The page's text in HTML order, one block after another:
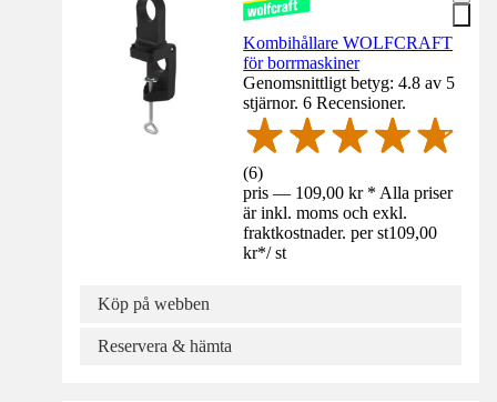
Kombihållare WOLFCRAFT
för borrmaskiner
Genomsnittligt betyg: 4.8 av 5
stjärnor. 6 Recensioner.
(6)
pris — 109,00 kr * Alla priser
är inkl. moms och exkl.
fraktkostnader. per st109,00
kr*/ st
Köp på webben
Reservera & hämta